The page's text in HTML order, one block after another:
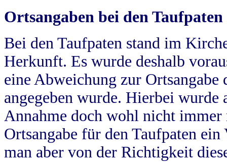
Ortsangaben bei den Taufpaten
Bei den Taufpaten stand im
Herkunft. Es wurde deshalb
eine Abweichung zur
angegeben wurde. Hierbei wurde
Annahme doch wohl nicht
Ortsangabe für den Taufpaten
man aber von der Richtigkeit